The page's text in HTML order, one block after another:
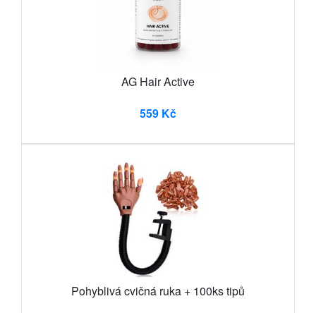
AG Hair Active
559 Kč
Pohyblivá cvičná ruka + 100ks tipů